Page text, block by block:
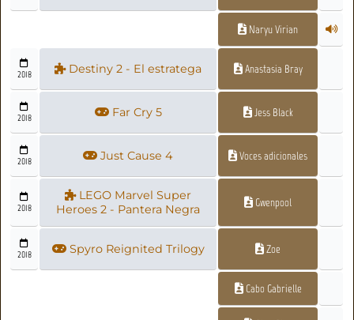
Naryu Virian
2018 Destiny 2 - El estratega Anastasia Bray
2018 Far Cry 5 Jess Black
2018 Just Cause 4 Voces adicionales
2018
LEGO Marvel Super
Heroes 2 - Pantera Negra
Gwenpool
2018 Spyro Reignited Trilogy Zoe
Cabo Gabrielle